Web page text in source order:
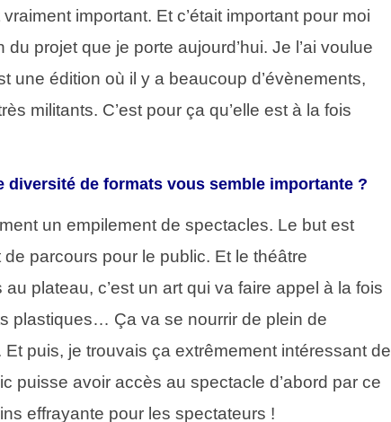
important. Et c’était important pour moi
projet que je porte aujourd’hui. Je l’ai voulue
une édition où il y a beaucoup d’évènements,
militants. C’est pour ça qu’elle est à la fois
de formats vous semble importante ?
un empilement de spectacles. Le but est
parcours pour le public. Et le théâtre
plateau, c’est un art qui va faire appel à la fois
plastiques… Ça va se nourrir de plein de
puis, je trouvais ça extrêmement intéressant de
puisse avoir accès au spectacle d’abord par ce
effrayante pour les spectateurs !